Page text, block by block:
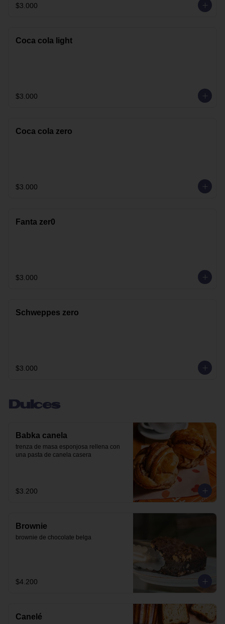
$3.000
Coca cola light
$3.000
Coca cola zero
$3.000
Fanta zer0
$3.000
Schweppes zero
$3.000
Dulces
Babka canela
trenza de masa esponjosa rellena con
una pasta de canela casera
$3.200
Brownie
brownie de chocolate belga
$4.200
Canelé